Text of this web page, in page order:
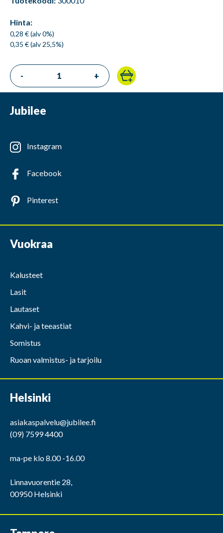
Hinta:
0,28 € (alv 0%)
0,35 € (alv 25,5%)
- +
Jubilee
Instagram
Facebook
Pinterest
Vuokraa
Kalusteet
Lasit
Lautaset
Kahvi- ja teeastiat
Somistus
Ruoan valmistus- ja tarjoilu
Helsinki
asiakaspalvelu@jubilee.fi
(09) 7599 4400
ma-pe klo 8.00 -16.00
Linnavuorentie 28,
00950 Helsinki